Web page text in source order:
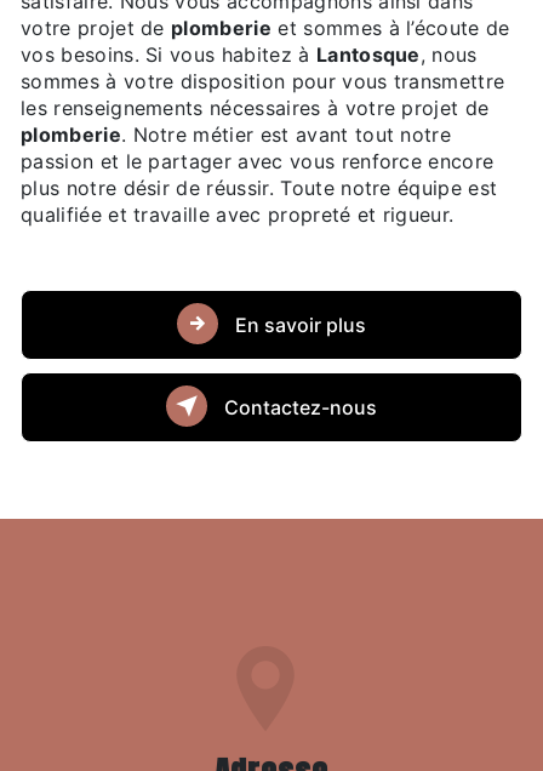
votre projet de plomberie et sommes à l’écoute de
vos besoins. Si vous habitez à Lantosque, nous
sommes à votre disposition pour vous transmettre
les renseignements nécessaires à votre projet de
plomberie. Notre métier est avant tout notre
passion et le partager avec vous renforce encore
plus notre désir de réussir. Toute notre équipe est
qualifiée et travaille avec propreté et rigueur.
En savoir plus
Contactez-nous